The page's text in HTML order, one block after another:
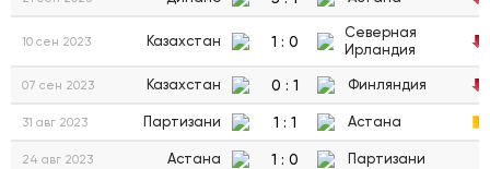
10 сен 2023 Казахстан 1 : 0
Северная
Ирландия
07 сен 2023 Казахстан 0 : 1 Финляндия
31 авг 2023 Партизани 1 : 1 Астана
24 авг 2023 Астана 1 : 0 Партизани